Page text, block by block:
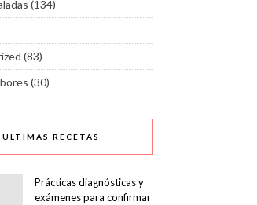
(134)
(83)
(30)
ULTIMAS RECETAS
Prácticas diagnósticas y
exámenes para confirmar